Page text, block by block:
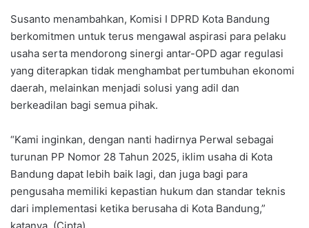
Susanto menambahkan, Komisi I DPRD Kota Bandung
berkomitmen untuk terus mengawal aspirasi para pelaku
usaha serta mendorong sinergi antar-OPD agar regulasi
yang diterapkan tidak menghambat pertumbuhan ekonomi
daerah, melainkan menjadi solusi yang adil dan
berkeadilan bagi semua pihak.
“Kami inginkan, dengan nanti hadirnya Perwal sebagai
turunan PP Nomor 28 Tahun 2025, iklim usaha di Kota
Bandung dapat lebih baik lagi, dan juga bagi para
pengusaha memiliki kepastian hukum dan standar teknis
dari implementasi ketika berusaha di Kota Bandung,”
katanya. (Cipta).